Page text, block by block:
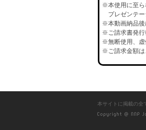
※本使用に至ら
プレゼンテ
※本動画納品後
※ご請求書発行
※無断使用、虚
※ご請求金額は
本サイトに掲載の全